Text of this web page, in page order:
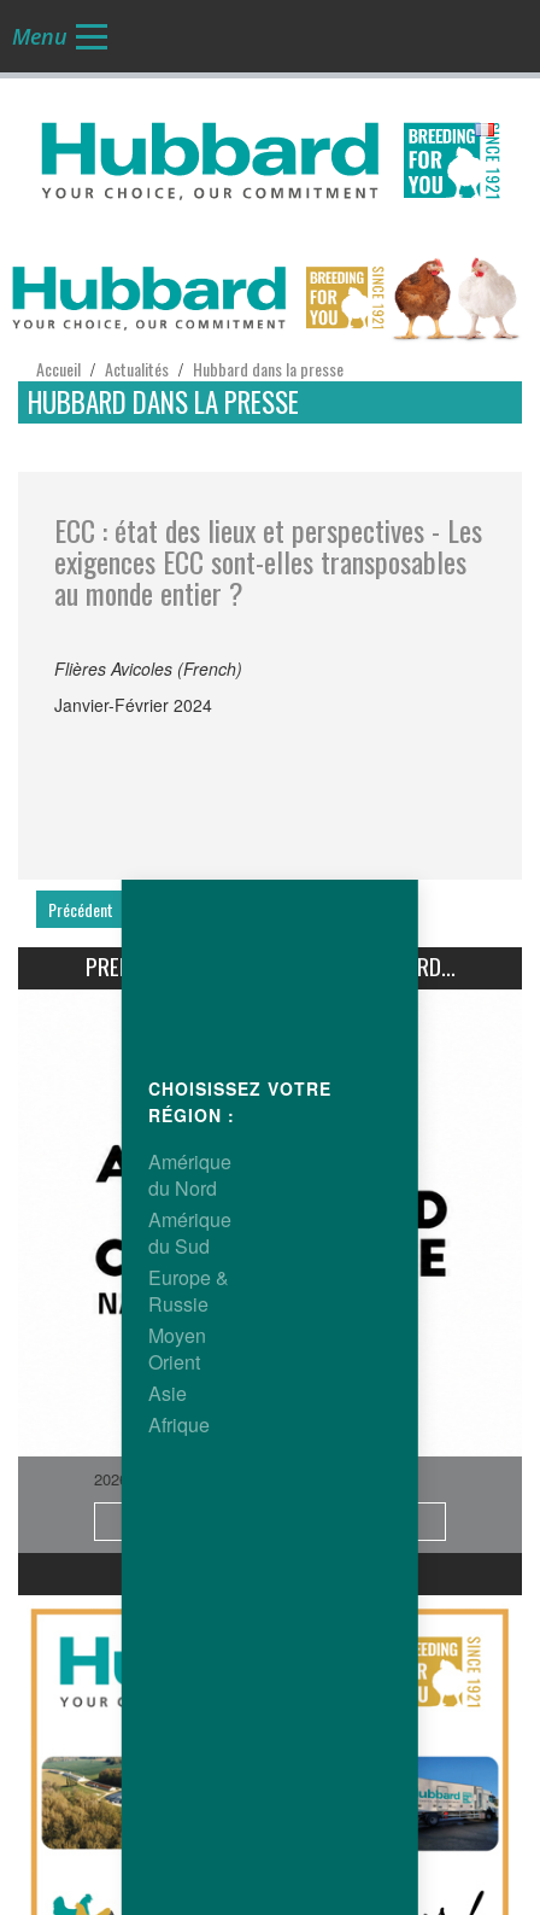
FR
Menu
Accueil / Actualités / Hubbard dans la presse
HUBBARD DANS LA PRESSE
ECC : état des lieux et perspectives - Les
exigences ECC sont-elles transposables
au monde entier ?
Flières Avicoles (French)
Janvier-Février 2024
Précédent
PREMIÈRE CONFÉRENCE AVIPRO HUBBARD...
2026-06
CHOISISSEZ VOTRE
RÉGION :
Amérique
du Nord
Amérique
du Sud
Europe &
Russie
Moyen
Orient
Asie
Afrique